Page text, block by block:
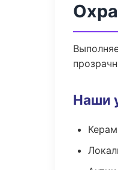
Наши